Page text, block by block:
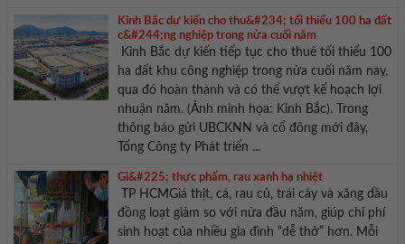
Kinh Bắc dự kiến cho thu&#234; tối thiểu 100 ha đất
c&#244;ng nghiệp trong nửa cuối năm
Kinh Bắc dự kiến tiếp tục cho thuê tối thiểu 100
ha đất khu công nghiệp trong nửa cuối năm nay,
qua đó hoàn thành và có thể vượt kể hoạch lợi
nhuận năm. (Ảnh minh họa: Kinh Bắc). Trong
thông báo gửi UBCKNN và cổ đông mới đây,
Tổng Công ty Phát triển ...
Gi&#225; thực phẩm, rau xanh hạ nhiệt
TP HCMGiá thịt, cá, rau củ, trái cây và xăng dầu
đồng loạt giảm so với nửa đầu năm, giúp chi phí
sinh hoạt của nhiều gia đình “dễ thở” hơn. Mỗi